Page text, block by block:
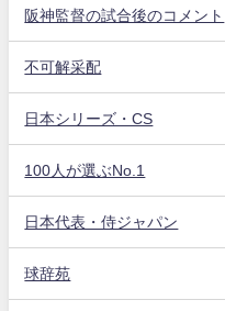
阪神監督の試合後のコメント
不可解采配
日本シリーズ・CS
100人が選ぶNo.1
日本代表・侍ジャパン
球辞苑